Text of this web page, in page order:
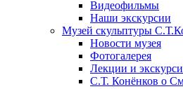
Видеофильмы
Наши экскурсии
Музей скульптуры
Новости музея
Фотогалерея
Лекции и
С.Т. Конёнков о